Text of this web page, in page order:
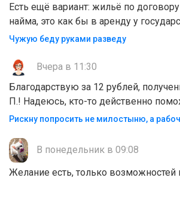
Есть ещё вариант: жильё по
найма, это как бы в аренду у
Чужую беду руками разведу
Вчера в 11:30
Благодарствую за 12 рублей,
П.! Надеюсь, кто-то действенно
Рискну попросить не милостыню, а
В понедельник в 09:08
Желание есть, только